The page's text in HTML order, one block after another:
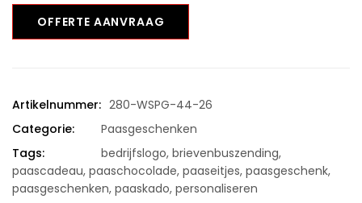
OFFERTE AANVRAAG
Artikelnummer: 280-WSPG-44-26
Categorie:
Paasgeschenken
Tags:
bedrijfslogo, brievenbuszending,
paascadeau, paaschocolade, paaseitjes, paasgeschenk,
paasgeschenken, paaskado, personaliseren